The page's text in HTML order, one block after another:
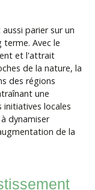
parier sur un
Avec le
et l'attrait
de la nature, la
des régions
une
initiatives locales
dynamiser
de la